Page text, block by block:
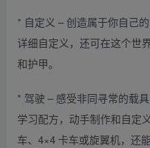
* 自定义 – 创造属于你自己
详细自定义，还可在这个世
和护甲。
* 驾驶 – 感受非同寻常的载
学习配方，动手制作和自定
车、4×4 卡车或旋翼机，还